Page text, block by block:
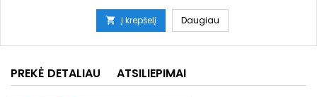
 Į krepšelį Daugiau
PREKĖ DETALIAU ATSILIEPIMAI